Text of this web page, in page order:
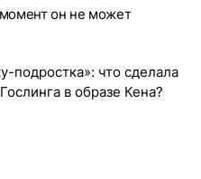
он не может